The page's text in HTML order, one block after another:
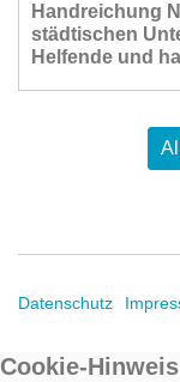
Handreichung
städtischen
Helfende und
Datenschutz
Cookie-Hinweis